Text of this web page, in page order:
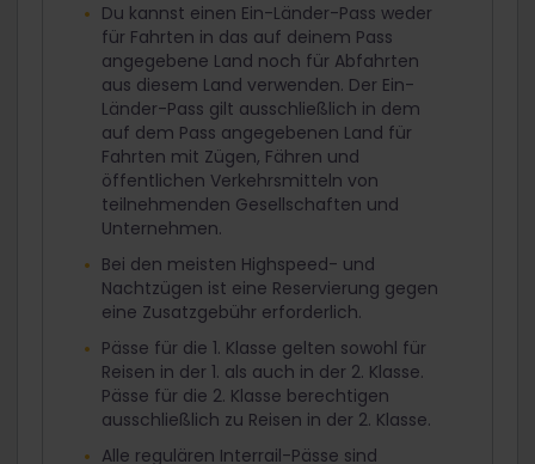
Du kannst einen Ein-Länder-Pass weder
für Fahrten in das auf deinem Pass
angegebene Land noch für Abfahrten
aus diesem Land verwenden. Der Ein-
Länder-Pass gilt ausschließlich in dem
auf dem Pass angegebenen Land für
Fahrten mit Zügen, Fähren und
öffentlichen Verkehrsmitteln von
teilnehmenden Gesellschaften und
Unternehmen.
Bei den meisten Highspeed- und
Nachtzügen ist eine Reservierung gegen
eine Zusatzgebühr erforderlich.
Pässe für die 1. Klasse gelten sowohl für
Reisen in der 1. als auch in der 2. Klasse.
Pässe für die 2. Klasse berechtigen
ausschließlich zu Reisen in der 2. Klasse.
Alle regulären Interrail-Pässe sind